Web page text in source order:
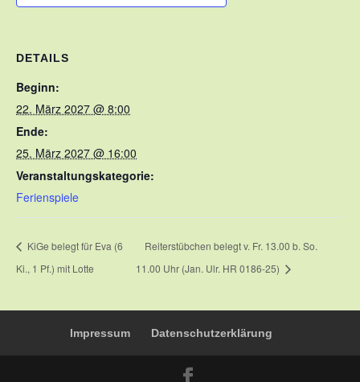
DETAILS
Beginn:
22. März 2027 @ 8:00
Ende:
25. März 2027 @ 16:00
Veranstaltungskategorie:
Ferienspiele
KiGe belegt für Eva (6
Ki., 1 Pf.) mit Lotte
Reiterstübchen belegt v. Fr. 13.00 b. So.
11.00 Uhr (Jan. Ulr. HR 0186-25)
Impressum Datenschutzerklärung